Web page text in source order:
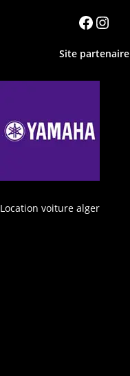
Site partenaire
Location voiture alger